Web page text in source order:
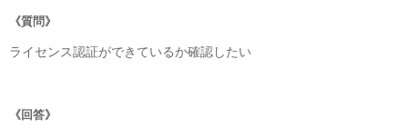
《質問》
ライセンス認証ができているか確認したい
《回答》